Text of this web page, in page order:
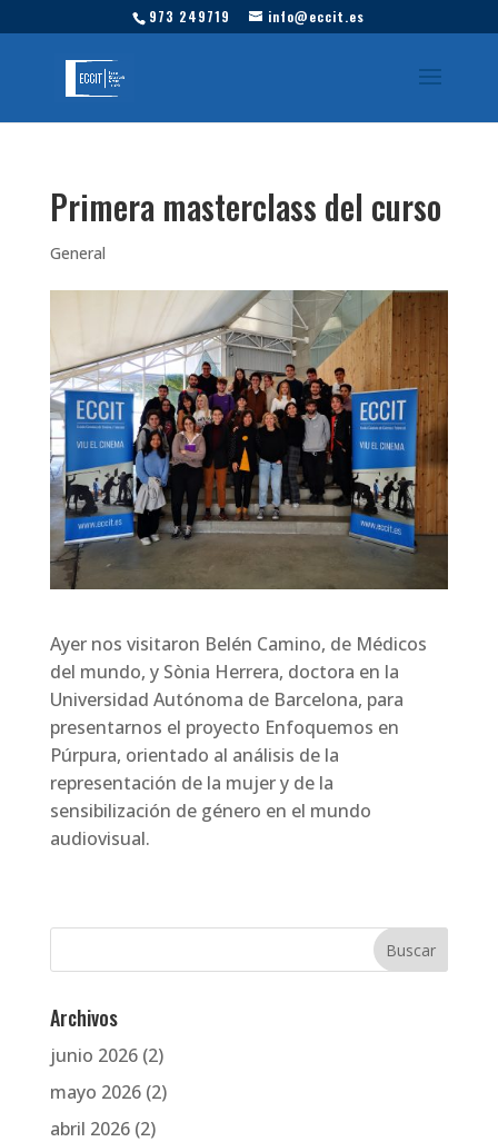
973 249719 info@eccit.es
Primera masterclass del curso
General
Ayer nos visitaron Belén Camino, de Médicos
del mundo, y Sònia Herrera, doctora en la
Universidad Autónoma de Barcelona, para
presentarnos el proyecto Enfoquemos en
Púrpura, orientado al análisis de la
representación de la mujer y de la
sensibilización de género en el mundo
audiovisual.
Archivos
junio 2026(2)
mayo 2026(2)
abril 2026(2)